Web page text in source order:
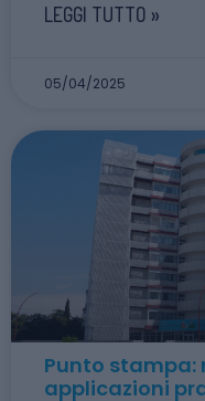
LEGGI TUTTO »
05/04/2025
Punto stampa:
applicazioni